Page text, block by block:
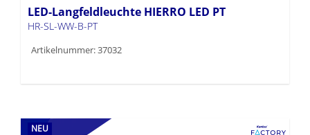
LED-Langfeldleuchte HIERRO LED PT
HR-SL-WW-B-PT
Artikelnummer: 37032
NEU